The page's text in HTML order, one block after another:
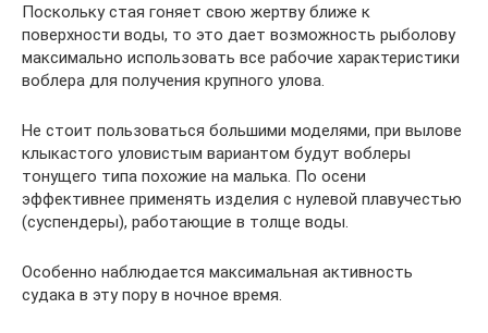
Поскольку стая гоняет свою жертву ближе к
поверхности воды, то это дает возможность рыболову
максимально использовать все рабочие характеристики
воблера для получения крупного улова.
Не стоит пользоваться большими моделями, при вылове
клыкастого уловистым вариантом будут воблеры
тонущего типа похожие на малька. По осени
эффективнее применять изделия с нулевой плавучестью
(суспендеры), работающие в толще воды.
Особенно наблюдается максимальная активность
судака в эту пору в ночное время.